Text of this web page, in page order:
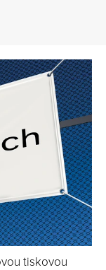
tiskovou